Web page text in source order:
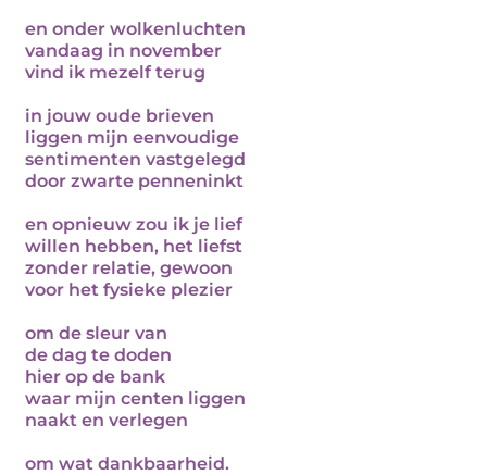
en onder wolkenluchten
vandaag in november
vind ik mezelf terug
in jouw oude brieven
liggen mijn eenvoudige
sentimenten vastgelegd
door zwarte penneninkt
en opnieuw zou ik je lief
willen hebben, het liefst
zonder relatie, gewoon
voor het fysieke plezier
om de sleur van
de dag te doden
hier op de bank
waar mijn centen liggen
naakt en verlegen
om wat dankbaarheid.